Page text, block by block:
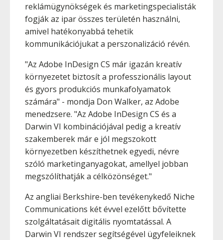
reklámügynökségek és marketingspecialisták
fogják az ipar összes területén használni,
amivel hatékonyabbá tehetik
kommunikációjukat a perszonalizáció révén.
"Az Adobe InDesign CS már igazán kreatív
környezetet biztosít a professzionális layout
és gyors produkciós munkafolyamatok
számára" - mondja Don Walker, az Adobe
menedzsere. "Az Adobe InDesign CS és a
Darwin VI kombinációjával pedig a kreatív
szakemberek már e jól megszokott
környezetben készíthetnek egyedi, névre
szóló marketinganyagokat, amellyel jobban
megszólíthatják a célközönséget."
Az angliai Berkshire-ben tevékenykedő Niche
Communications két évvel ezelőtt bővítette
szolgáltatásait digitális nyomtatással. A
Darwin VI rendszer segítségével ügyfeleiknek